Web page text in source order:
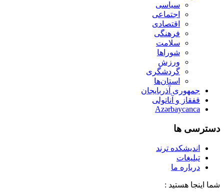
سیاسی
اجتماعی
اقتصادی
فرهنگی
سلامت
شوراها
ورزش
گردشگری
استان‌ها
جمهوری آذربایجان
قفقاز و آناتولی
Azərbaycanca
دسترسی ها
اندیشکده ترند
تبلیغات
درباره ما
شما اینجا هستید :